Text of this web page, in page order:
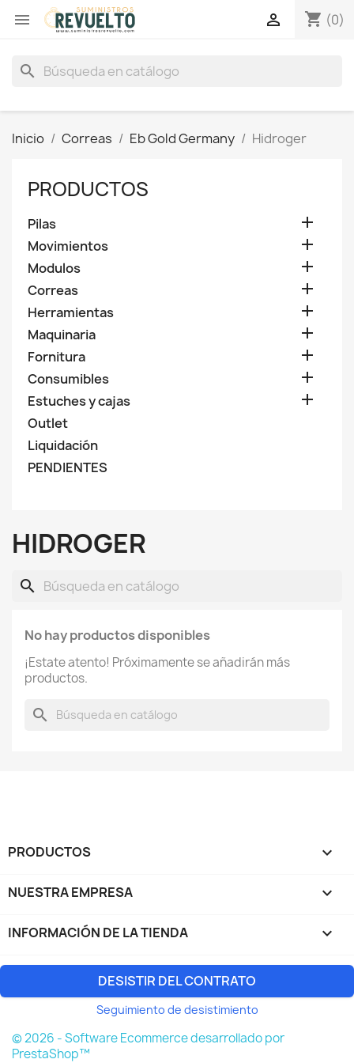
 shopping_cart (0)

search
Inicio Correas Eb Gold Germany Hidroger
PRODUCTOS
Pilas 
Movimientos 
Modulos 
Correas 
Herramientas 
Maquinaria 
Fornitura 
Consumibles 
Estuches y cajas 
Outlet
Liquidación
PENDIENTES
HIDROGER
search
No hay productos disponibles
¡Estate atento! Próximamente se añadirán más
productos.
search
PRODUCTOS 
NUESTRA EMPRESA 
INFORMACIÓN DE LA TIENDA keyboard_arrow_down
DESISTIR DEL CONTRATO
Seguimiento de desistimiento
© 2026 - Software Ecommerce desarrollado por
PrestaShop™